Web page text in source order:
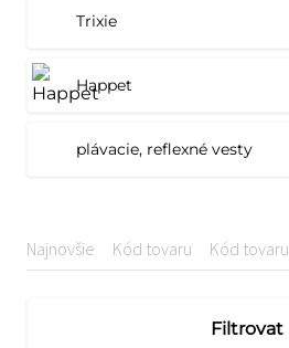
Trixie
Happet
plávacie, reflexné vesty
Najnovšie Kód tovaru Kód tovaru
Filtrovat